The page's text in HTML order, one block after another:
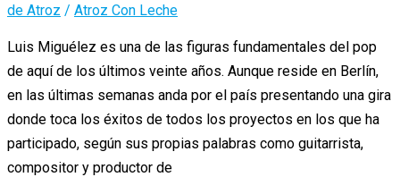
de Atroz / Atroz Con Leche
Luis Miguélez es una de las figuras fundamentales del pop
de aquí de los últimos veinte años. Aunque reside en Berlín,
en las últimas semanas anda por el país presentando una gira
donde toca los éxitos de todos los proyectos en los que ha
participado, según sus propias palabras como guitarrista,
compositor y productor de